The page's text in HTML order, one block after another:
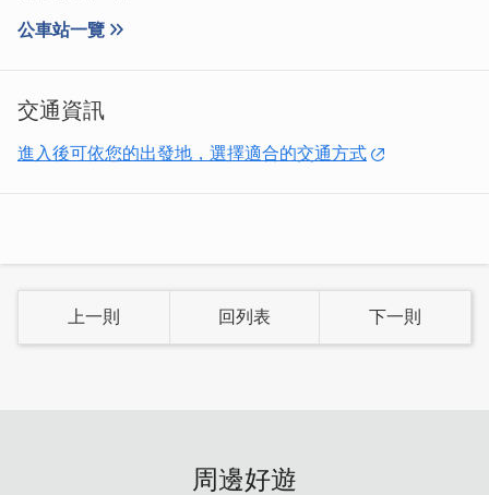
「斧頭登山刀」為金合利戶外系列產品之一。為歷史烙下鐵
公車站一覽
交通資訊
進入後可依您的出發地，選擇適合的交通方式
上一則 回列表 下一則
周邊好遊